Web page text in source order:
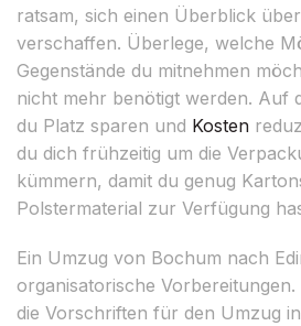
ratsam, sich einen Überblick
verschaffen. Überlege, welche
Gegenstände du mitnehmen
nicht mehr benötigt werden. Auf
du Platz sparen und Kosten
du dich frühzeitig um die
kümmern, damit du genug
Polstermaterial zur Verfügung
Ein Umzug von Bochum nach
organisatorische
die Vorschriften für den Umzug